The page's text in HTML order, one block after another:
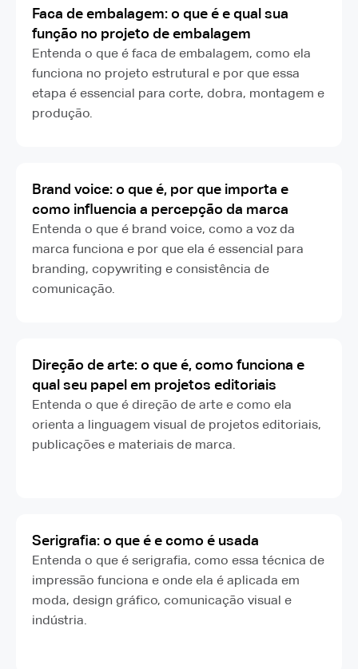
Faca de embalagem: o que é e qual sua
função no projeto de embalagem
Entenda o que é faca de embalagem, como ela
funciona no projeto estrutural e por que essa
etapa é essencial para corte, dobra, montagem e
produção.
Brand voice: o que é, por que importa e
como influencia a percepção da marca
Entenda o que é brand voice, como a voz da
marca funciona e por que ela é essencial para
branding, copywriting e consistência de
comunicação.
Direção de arte: o que é, como funciona e
qual seu papel em projetos editoriais
Entenda o que é direção de arte e como ela
orienta a linguagem visual de projetos editoriais,
publicações e materiais de marca.
Serigrafia: o que é e como é usada
Entenda o que é serigrafia, como essa técnica de
impressão funciona e onde ela é aplicada em
moda, design gráfico, comunicação visual e
indústria.